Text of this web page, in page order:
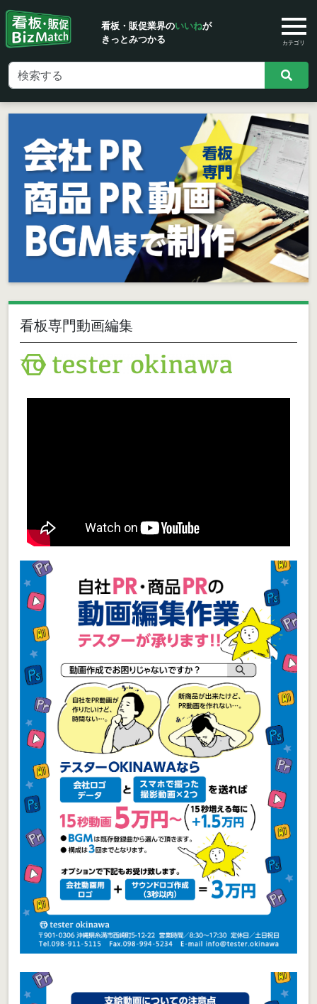
看板・販促業界のいいねが
きっとみつかる
カテゴリ
看板専門動画編集